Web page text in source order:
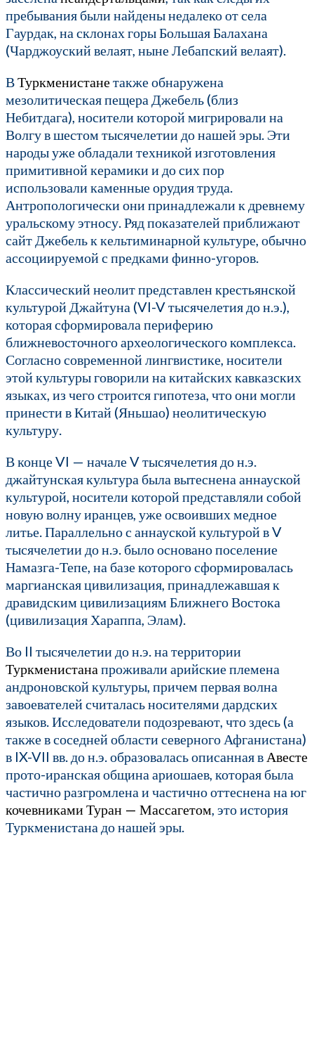
пребывания были найдены недалеко от села
Гаурдак, на склонах горы Большая Балахана
(Чарджоуский велаят, ныне Лебапский велаят).
ВТуркменистанетакже обнаружена
мезолитическая пещера Джебель (близ
Небитдага), носители которой мигрировали на
Волгу в шестом тысячелетии до нашей эры. Эти
народы уже обладали техникой изготовления
примитивной керамики и до сих пор
использовали каменные орудия труда.
Антропологически они принадлежали к древнему
уральскому этносу. Ряд показателей приближают
сайт Джебель к кельтиминарной культуре, обычно
ассоциируемой с предками финно-угоров.
Классический неолит представлен крестьянской
культурой Джайтуна (VI-V тысячелетия до н.э.),
которая сформировала периферию
ближневосточного археологического комплекса.
Согласно современной лингвистике, носители
этой культуры говорили на китайских кавказских
языках, из чего строится гипотеза, что они могли
принести в Китай (Яньшао) неолитическую
культуру.
В конце VI — начале V тысячелетия до н.э.
джайтунская культура была вытеснена аннауской
культурой, носители которой представляли собой
новую волну иранцев, уже освоивших медное
литье. Параллельно с аннауской культурой в V
тысячелетии до н.э. было основано поселение
Намазга-Тепе, на базе которого сформировалась
маргианская цивилизация, принадлежавшая к
дравидским цивилизациям Ближнего Востока
(цивилизация Хараппа, Элам).
Во II тысячелетии до н.э. на территории
Туркменистана проживали арийские племена
андроновской культуры, причем первая волна
завоевателей считалась носителями дардских
языков. Исследователи подозревают, что здесь (а
также в соседней области северного Афганистана)
в IX-VII вв. до н.э. образовалась описанная в Авесте
прото-иранская община ариошаев, которая была
частично разгромлена и частично оттеснена на юг
кочевниками Туран — Массагетом , это история
Туркменистана до нашей эры.